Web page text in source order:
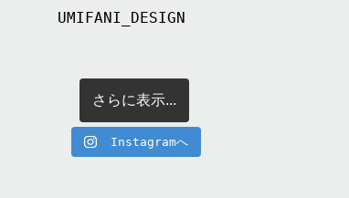
UMIFANI_DESIGN
さらに表示...
Instagramへ